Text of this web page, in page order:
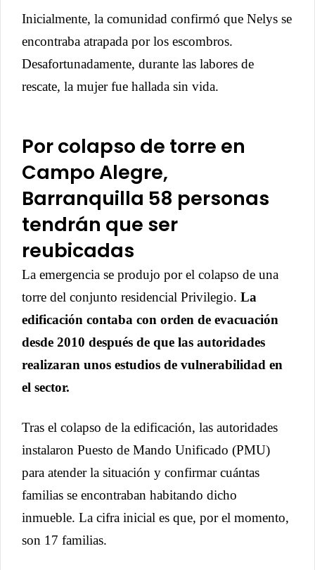
Inicialmente, la comunidad confirmó que Nelys se
encontraba atrapada por los escombros.
Desafortunadamente, durante las labores de
rescate, la mujer fue hallada sin vida.
Por colapso de torre en
Campo Alegre,
Barranquilla 58 personas
tendrán que ser
reubicadas
La emergencia se produjo por el colapso de una
torre del conjunto residencial Privilegio. La
edificación contaba con orden de evacuación
desde 2010 después de que las autoridades
realizaran unos estudios de vulnerabilidad en
el sector.
Tras el colapso de la edificación, las autoridades
instalaron Puesto de Mando Unificado (PMU)
para atender la situación y confirmar cuántas
familias se encontraban habitando dicho
inmueble. La cifra inicial es que, por el momento,
son 17 familias.